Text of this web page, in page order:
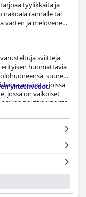
tyylikkäitä ja
näköala rannalle tai
varten ja meloveneet
sviittejä
huomattavia
suuren
ansiosta, joissa
jossa on valkoiset
nauttia upeista
ystävällistä,
kuvaavat heitä
ja
vuosikymmenten
ja
mikä tekee siitä
yhteenvedot